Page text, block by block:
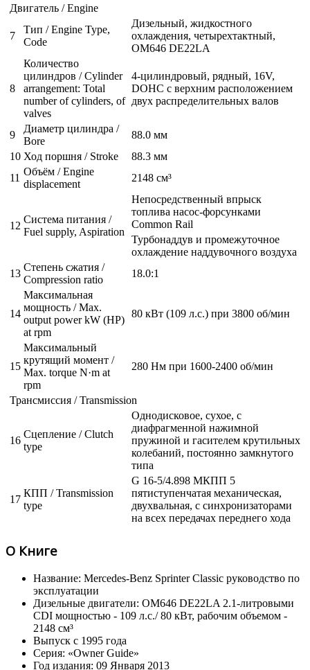
Двигатель / Engine
7
Тип / Engine Type,
Code
Дизельный, жидкостного
охлаждения, четырехтактный,
OM646 DE22LA
8
Количество
цилиндров / Cylinder
arrangement: Total
number of cylinders, of
valves
4-цилиндровый, рядный, 16V,
DOHC с верхним расположением
двух распределительных валов
9
Диаметр цилиндра /
Bore
88.0 мм
10 Ход поршня / Stroke
88.3 мм
11
Объём / Engine
displacement
2148 см³
12
Система питания /
Fuel supply, Aspiration
Непосредственный впрыск
топлива насос-форсунками
Common Rail
Турбонаддув и промежуточное
охлаждение наддувочного воздуха
13
Степень сжатия /
Compression ratio
18.0:1
14
Максимальная
мощность / Max.
output power kW (HP)
at rpm
80 кВт (109 л.с.) при 3800 об/мин
15
Максимальный
крутящий момент /
Max. torque N·m at
rpm
280 Нм при 1600-2400 об/мин
Трансмиссия / Transmission
16
Сцепление / Clutch
type
Однодисковое, сухое, с
диафрагменной нажимной
пружиной и гасителем крутильных
колебаний, постоянно замкнутого
типа
17
КПП / Transmission
type
G 16-5/4.898 МКПП 5
пятиступенчатая механическая,
двухвальная, с синхронизаторами
на всех передачах переднего хода
О Книге
Название: Mercedes-Benz Sprinter Classic руководство по
эксплуатации
Дизельные двигатели: OM646 DE22LA 2.1-литровыми
CDI мощностью - 109 л.с./ 80 кВт, рабочим объемом -
2148 см³
Выпуск с 1995 года
Серия: «Owner Guide»
Год издания: 09 Января 2013